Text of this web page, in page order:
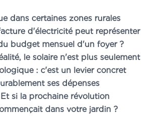
uniquement un rappel d'Arnaud.
Se faire Contacter
dans certaines zones rurales
d'électricité peut représenter
budget mensuel d'un foyer ?
le solaire n'est plus seulement
: c'est un levier concret
ses dépenses
si la prochaine révolution
dans votre jardin ?